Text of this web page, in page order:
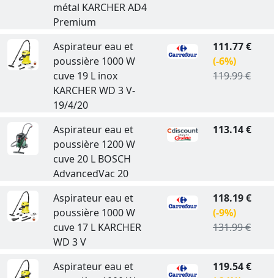
métal KARCHER AD4
Premium
Aspirateur eau et
poussière 1000 W
cuve 19 L inox
KARCHER WD 3 V-
19/4/20
111.77 €
(-6%)
119.99 €
Aspirateur eau et
poussière 1200 W
cuve 20 L BOSCH
AdvancedVac 20
113.14 €
Aspirateur eau et
poussière 1000 W
cuve 17 L KARCHER
WD 3 V
118.19 €
(-9%)
131.99 €
Aspirateur eau et
119.54 €